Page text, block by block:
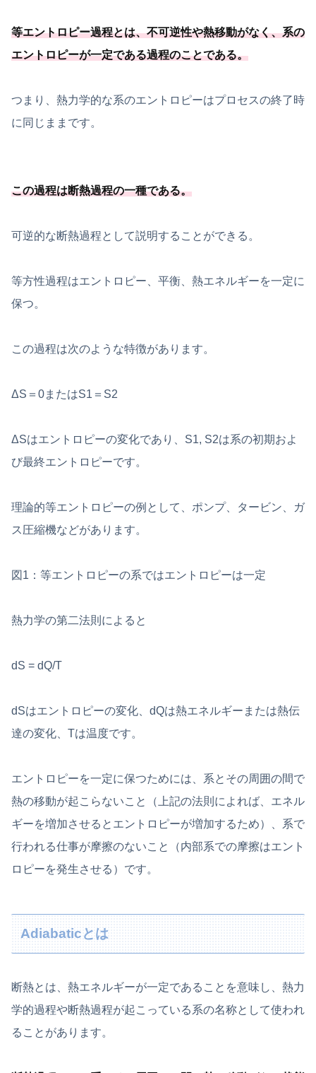
等エントロピー過程とは、不可逆性や熱移動がなく、系の
エントロピーが一定である過程のことである。
つまり、熱力学的な系のエントロピーはプロセスの終了時
に同じままです。
この過程は断熱過程の一種である。
可逆的な断熱過程として説明することができる。
等方性過程はエントロピー、平衡、熱エネルギーを一定に
保つ。
この過程は次のような特徴があります。
ΔS＝0またはS1＝S2
ΔSはエントロピーの変化であり、S1, S2は系の初期およ
び最終エントロピーです。
理論的等エントロピーの例として、ポンプ、タービン、ガ
ス圧縮機などがあります。
図1：等エントロピーの系ではエントロピーは一定
熱力学の第二法則によると
dS = dQ/T
dSはエントロピーの変化、dQは熱エネルギーまたは熱伝
達の変化、Tは温度です。
エントロピーを一定に保つためには、系とその周囲の間で
熱の移動が起こらないこと（上記の法則によれば、エネル
ギーを増加させるとエントロピーが増加するため）、系で
行われる仕事が摩擦のないこと（内部系での摩擦はエント
ロピーを発生させる）です。
Adiabaticとは
断熱とは、熱エネルギーが一定であることを意味し、熱力
学的過程や断熱過程が起こっている系の名称として使われ
ることがあります。